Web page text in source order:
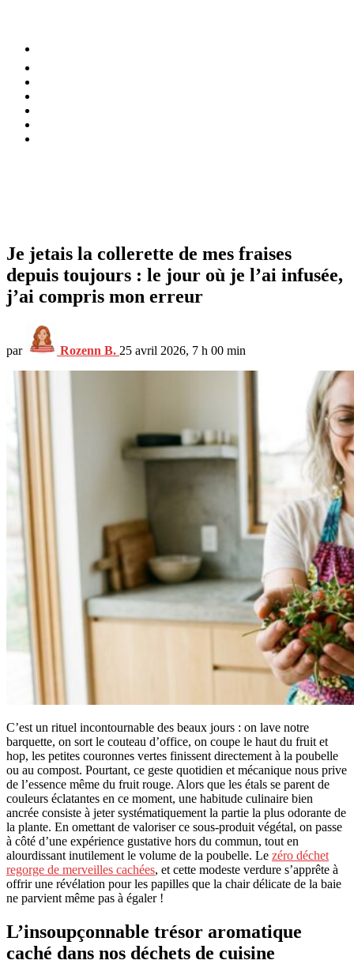
Je jetais la collerette de mes fraises
depuis toujours : le jour où je l’ai infusée,
j’ai compris mon erreur
par Rozenn B. 25 avril 2026, 7 h 00 min
C’est un rituel incontournable des beaux jours : on lave notre
barquette, on sort le couteau d’office, on coupe le haut du fruit et
hop, les petites couronnes vertes finissent directement à la poubelle
ou au compost. Pourtant, ce geste quotidien et mécanique nous prive
de l’essence même du fruit rouge. Alors que les étals se parent de
couleurs éclatantes en ce moment, une habitude culinaire bien
ancrée consiste à jeter systématiquement la partie la plus odorante de
la plante. En omettant de valoriser ce sous-produit végétal, on passe
à côté d’une expérience gustative hors du commun, tout en
alourdissant inutilement le volume de la poubelle. Le zéro déchet
regorge de merveilles cachées, et cette modeste verdure s’apprête à
offrir une révélation pour les papilles que la chair délicate de la baie
ne parvient même pas à égaler !
L’insoupçonnable trésor aromatique
caché dans nos déchets de cuisine